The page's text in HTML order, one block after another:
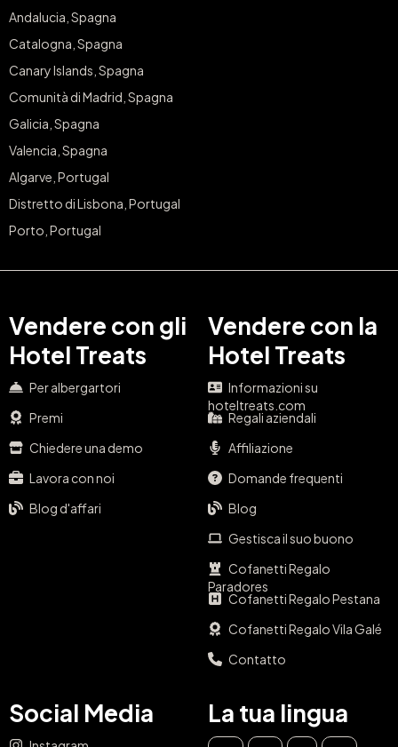
Andalucia, Spagna
Catalogna, Spagna
Canary Islands, Spagna
Comunità di Madrid, Spagna
Galicia, Spagna
Valencia, Spagna
Algarve, Portugal
Distretto di Lisbona, Portugal
Porto, Portugal
Vendere con gli
Hotel Treats
Per albergartori
Premi
Chiedere una demo
Lavora con noi
Blog d'affari
Vendere con la
Hotel Treats
Informazioni su
hoteltreats.com
Regali aziendali
Affiliazione
Domande frequenti
Blog
Gestisca il suo buono
Cofanetti Regalo
Paradores
Cofanetti Regalo Pestana
Cofanetti Regalo Vila Galé
Contatto
Social Media La tua lingua